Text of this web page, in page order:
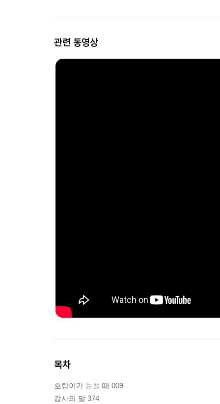
관련 동영상
목차
호랑이가 눈뜰 때 009
감사의 말 374